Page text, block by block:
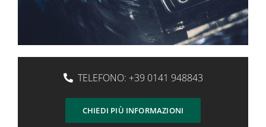
TELEFONO: +39 0141 948843
CHIEDI PIÙ INFORMAZIONI